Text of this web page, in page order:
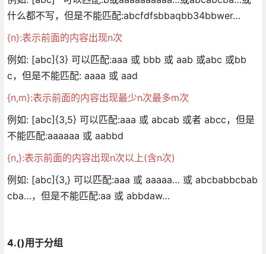
什么都不写，但是不能匹配:abcfdfsbbaqbb34bbwer…
{n}:表示前面的内容出现n次
例如: [abc]{3} 可以匹配:aaa 或 bbb 或 aab 或abc 或bb
c，但是不能匹配: aaaa 或 aad
{n,m}:表示前面的内容出现最少n次最多m次
例如: [abc]{3,5} 可以匹配:aaa 或 abcab 或者 abcc，但是
不能匹配:aaaaaa 或 aabbd
{n,}:表示前面的内容出现n次以上(含n次)
例如: [abc]{3,} 可以匹配:aaa 或 aaaaa… 或 abcbabbcbab
cba…，但是不能匹配:aa 或 abbdaw…
4.()用于分组